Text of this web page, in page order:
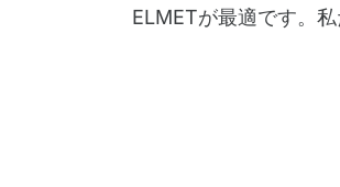
ELMETが最適です。